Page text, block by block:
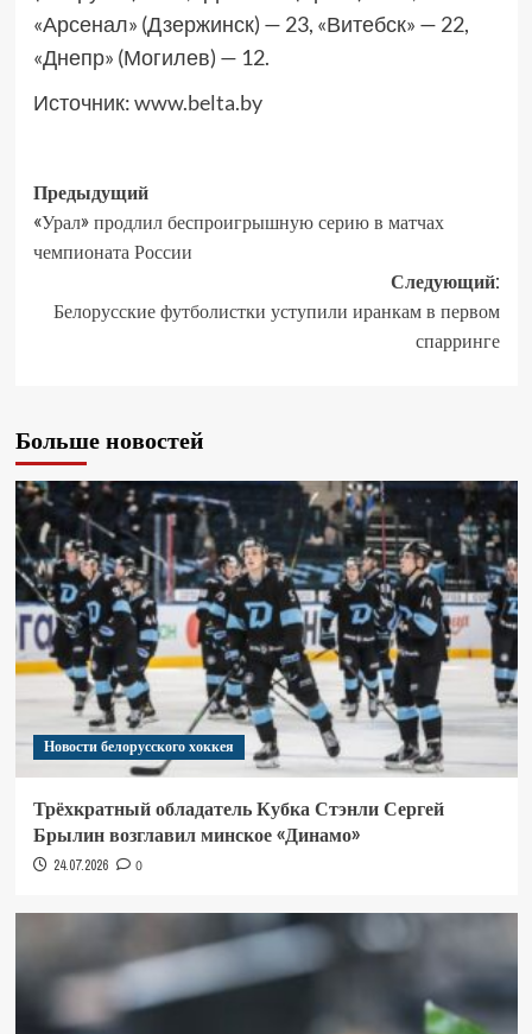
«Арсенал» (Дзержинск) — 23, «Витебск» — 22,
«Днепр» (Могилев) — 12.
Источник:www.belta.by
Предыдущий
«Урал» продлил беспроигрышную серию в матчах
чемпионата России
Следующий:
Белорусские футболистки уступили иранкам в первом
спарринге
Больше новостей
Новости белорусского хоккея
Трёхкратный обладатель Кубка Стэнли Сергей
Брылин возглавил минское «Динамо»
24.07.2026 0